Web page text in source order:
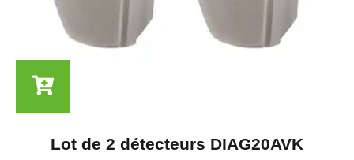
Lot de 2 détecteurs DIAG20AVK